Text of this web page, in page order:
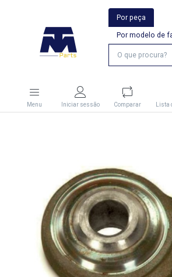
Por peça
Por modelo de
Menu Iniciar sessão Comparar Lista